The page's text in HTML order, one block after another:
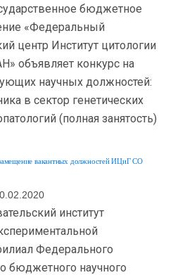
бюджетное
«Федеральный
центр Институт цитологии
объявляет конкурс на
научных должностей:
в сектор генетических
(полная занятость)
вакантных должностей ИЦиГ СО
институт
Федерального
бюджетного научного